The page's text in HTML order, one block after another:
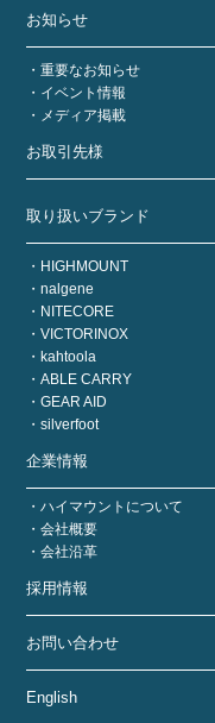
お知らせ
重要なお知らせ
イベント情報
メディア掲載
お取引先様
取り扱いブランド
HIGHMOUNT
nalgene
NITECORE
VICTORINOX
kahtoola
ABLE CARRY
GEAR AID
silverfoot
企業情報
ハイマウントについて
会社概要
会社沿革
採用情報
お問い合わせ
English